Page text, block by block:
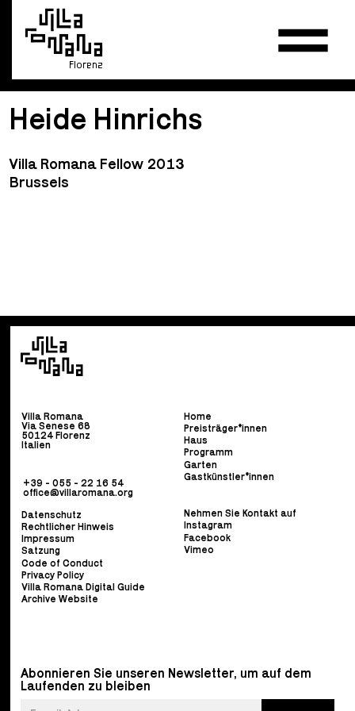
Florenz
Heide Hinrichs
Villa Romana Fellow 2013
Brussels
Villa Romana
Via Senese 68
50124 Florenz
Italien
+39 - 055 - 22 16 54
office@villaromana.org
Home
Preisträger*innen
Haus
Programm
Garten
Gastkünstler*innen
Datenschutz
Rechtlicher Hinweis
Impressum
Satzung
Code of Conduct
Privacy Policy
Villa Romana Digital Guide
Archive Website
Nehmen Sie Kontakt auf
Instagram
Facebook
Vimeo
Abonnieren Sie unseren Newsletter, um auf dem
Laufenden zu bleiben